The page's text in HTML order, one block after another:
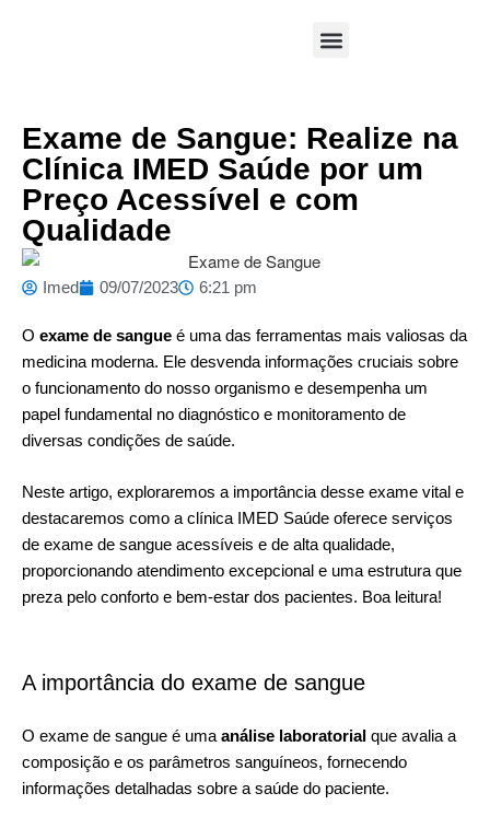
Exame de Sangue: Realize na
Clínica IMED Saúde por um
Preço Acessível e com
Qualidade
Imed 09/07/2023 6:21 pm
O exame de sangue é uma das ferramentas mais valiosas da
medicina moderna. Ele desvenda informações cruciais sobre
o funcionamento do nosso organismo e desempenha um
papel fundamental no diagnóstico e monitoramento de
diversas condições de saúde.
Neste artigo, exploraremos a importância desse exame vital e
destacaremos como a clínica IMED Saúde oferece serviços
de exame de sangue acessíveis e de alta qualidade,
proporcionando atendimento excepcional e uma estrutura que
preza pelo conforto e bem-estar dos pacientes. Boa leitura!
A importância do exame de sangue
O exame de sangue é uma análise laboratorial que avalia a
composição e os parâmetros sanguíneos, fornecendo
informações detalhadas sobre a saúde do paciente.